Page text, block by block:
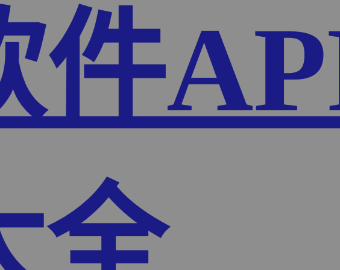
件